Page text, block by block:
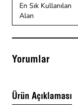
En Sık Kullanılan
Alan
Yorumlar
Ürün Açıklaması